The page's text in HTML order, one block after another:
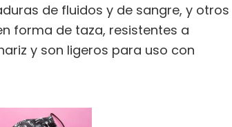
de fluidos y de sangre, y otros
forma de taza, resistentes a
y son ligeros para uso con